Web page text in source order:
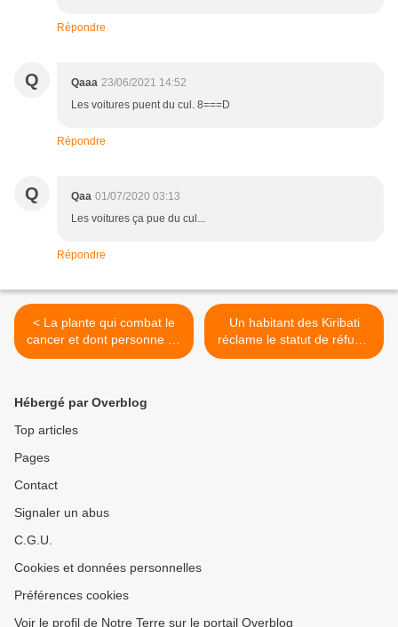
Répondre
Q Qaaa 23/06/2021 14:52
Les voitures puent du cul. 8===D
Répondre
Q Qaa 01/07/2020 03:13
Les voitures ça pue du cul...
Répondre
< La plante qui combat le
cancer et dont personne ne
parle
Un habitant des Kiribati
réclame le statut de réfugié
climatique >
Hébergé par Overblog
Top articles
Pages
Contact
Signaler un abus
C.G.U.
Cookies et données personnelles
Préférences cookies
Voir le profil de Notre Terre sur le portail Overblog